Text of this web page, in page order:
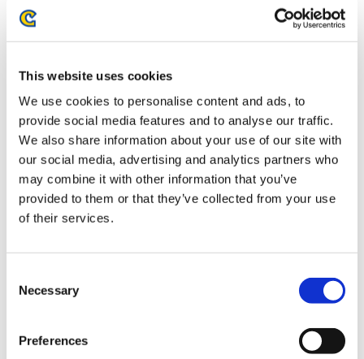
This website uses cookies
We use cookies to personalise content and ads, to
provide social media features and to analyse our traffic.
We also share information about your use of our site with
our social media, advertising and analytics partners who
may combine it with other information that you’ve
provided to them or that they’ve collected from your use
of their services.
Selection
Necessary
Preferences
在庫：○ |66ポイント
お届け開始日： 2026/03/12 ～
ミツネ
モンスターハンター モンでふぉ しっぽハンディモップ ケマ